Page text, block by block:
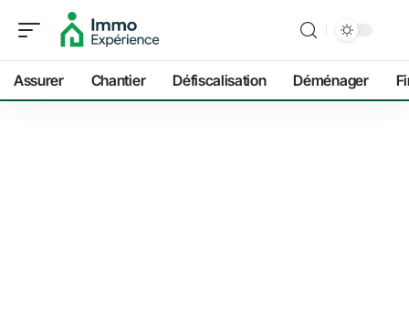
Assurer Chantier Défiscalisation Déménager